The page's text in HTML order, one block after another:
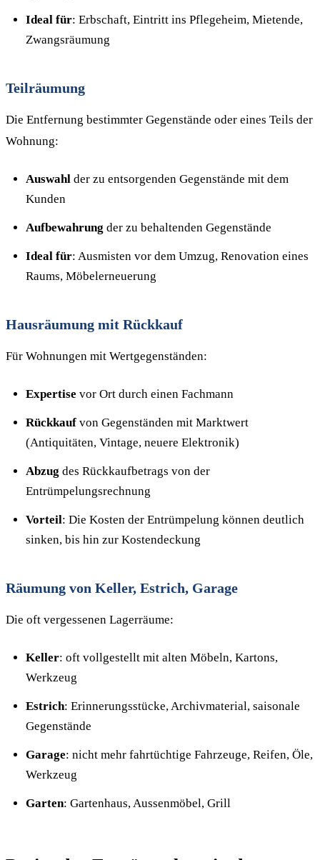
Ideal für: Erbschaft, Eintritt ins Pflegeheim, Mietende,
Zwangsräumung
Teilräumung
Die Entfernung bestimmter Gegenstände oder eines Teils der
Wohnung:
Auswahl der zu entsorgenden Gegenstände mit dem
Kunden
Aufbewahrung der zu behaltenden Gegenstände
Ideal für: Ausmisten vor dem Umzug, Renovation eines
Raums, Möbelerneuerung
Hausräumung mit Rückkauf
Für Wohnungen mit Wertgegenständen:
Expertise vor Ort durch einen Fachmann
Rückkauf von Gegenständen mit Marktwert
(Antiquitäten, Vintage, neuere Elektronik)
Abzug des Rückkaufbetrags von der
Entrümpelungsrechnung
Vorteil: Die Kosten der Entrümpelung können deutlich
sinken, bis hin zur Kostendeckung
Räumung von Keller, Estrich, Garage
Die oft vergessenen Lagerräume:
Keller: oft vollgestellt mit alten Möbeln, Kartons,
Werkzeug
Estrich: Erinnerungsstücke, Archivmaterial, saisonale
Gegenstände
Garage: nicht mehr fahrtüchtige Fahrzeuge, Reifen, Öle,
Werkzeug
Garten: Gartenhaus, Aussenmöbel, Grill